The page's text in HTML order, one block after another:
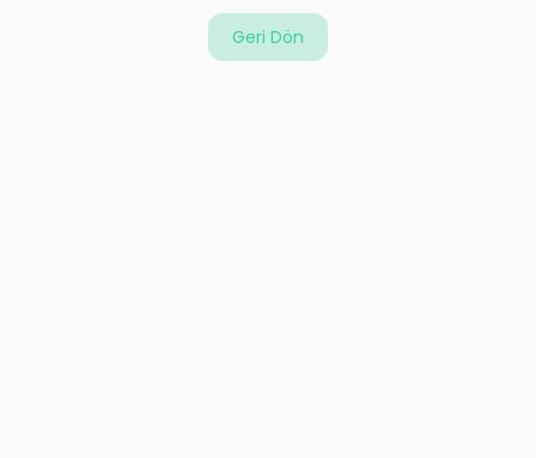
Geri Dön